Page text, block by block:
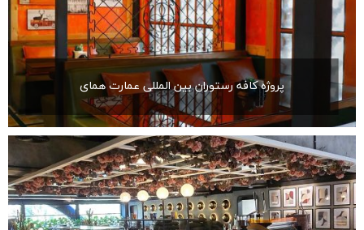
پروژه کافه رستوران بین المللی عمارت همای